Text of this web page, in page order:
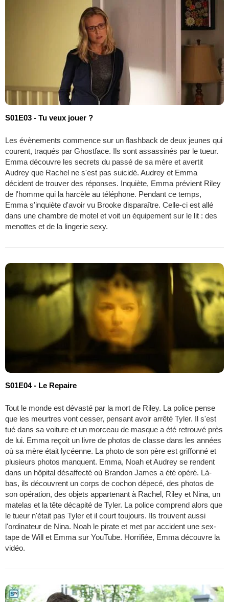
S01E03 - Tu veux jouer ?
Les évènements commence sur un flashback de deux jeunes qui
courent, traqués par Ghostface. Ils sont assassinés par le tueur.
Emma découvre les secrets du passé de sa mère et avertit
Audrey que Rachel ne s'est pas suicidé. Audrey et Emma
décident de trouver des réponses. Inquiète, Emma prévient Riley
de l'homme qui la harcèle au téléphone. Pendant ce temps,
Emma s'inquiète d'avoir vu Brooke disparaître. Celle-ci est allé
dans une chambre de motel et voit un équipement sur le lit : des
menottes et de la lingerie sexy.
S01E04 - Le Repaire
Tout le monde est dévasté par la mort de Riley. La police pense
que les meurtres vont cesser, pensant avoir arrêté Tyler. Il s'est
tué dans sa voiture et un morceau de masque a été retrouvé près
de lui. Emma reçoit un livre de photos de classe dans les années
où sa mère était lycéenne. La photo de son père est griffonné et
plusieurs photos manquent. Emma, Noah et Audrey se rendent
dans un hôpital désaffecté où Brandon James a été opéré. Là-
bas, ils découvrent un corps de cochon dépecé, des photos de
son opération, des objets appartenant à Rachel, Riley et Nina, un
matelas et la tête décapité de Tyler. La police comprend alors que
le tueur n'était pas Tyler et il court toujours. Ils trouvent aussi
l'ordinateur de Nina. Noah le pirate et met par accident une sex-
tape de Will et Emma sur YouTube. Horrifiée, Emma découvre la
vidéo.